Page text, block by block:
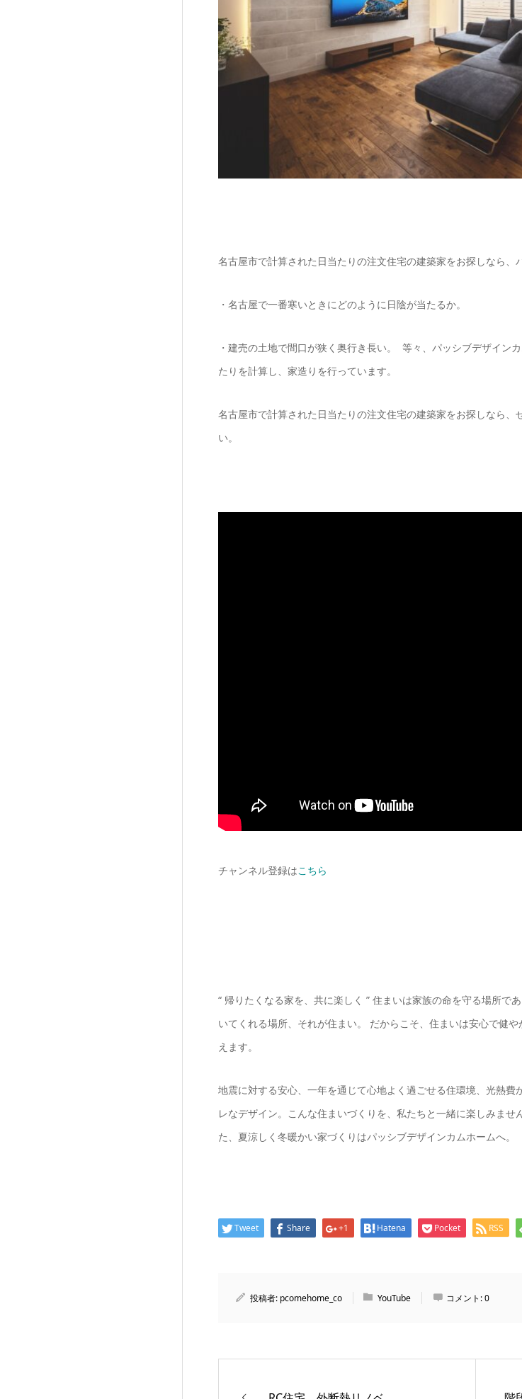
名古屋市で計算された日当たりの注文住宅の建築家をお探しなら、
・名古屋で一番寒いときにどのように日陰が当たるか。
・建売の土地で間口が狭く奥行き長い。 等々、パッシブデザイン
たりを計算し、家造りを行っています。
名古屋市で計算された日当たりの注文住宅の建築家をお探しなら、
い。
チャンネル登録はこちら
“ 帰りたくなる家を、共に楽しく ” 住まいは家族の命を守る場所で
いてくれる場所、それが住まい。 だからこそ、住まいは安心で健
えます。
地震に対する安心、一年を通じて心地よく過ごせる住環境、光熱
レなデザイン。こんな住まいづくりを、私たちと一緒に楽しみま
た、夏涼しく冬暖かい家づくりはパッシブデザインカムホームへ。
Tweet Share +1 Hatena Pocket RSS
投稿者: pcomehome_co YouTube コメント:0